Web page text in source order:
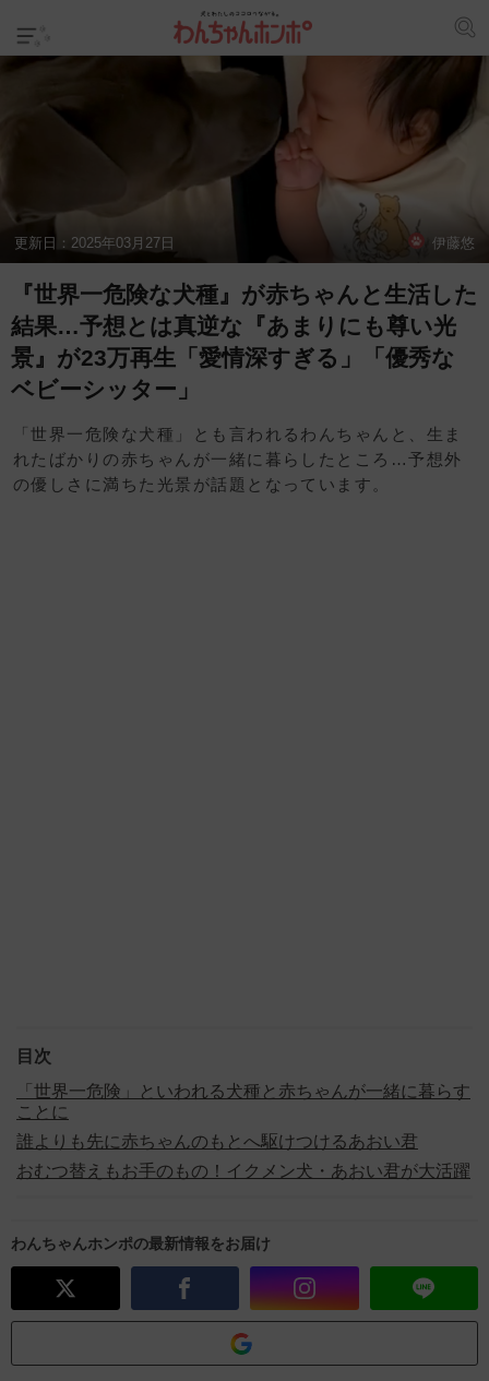
更新日： 2025年03月27日 伊藤悠
『世界一危険な犬種』が赤ちゃんと生活した
結果…予想とは真逆な『あまりにも尊い光
景』が23万再生「愛情深すぎる」「優秀な
ベビーシッター」
「世界一危険な犬種」とも言われるわんちゃんと、生ま
れたばかりの赤ちゃんが一緒に暮らしたところ…予想外
の優しさに満ちた光景が話題となっています。
目次
「世界一危険」といわれる犬種と赤ちゃんが一緒に暮らす
ことに
誰よりも先に赤ちゃんのもとへ駆けつけるあおい君
おむつ替えもお手のもの！イクメン犬・あおい君が大活躍
わんちゃんホンポの最新情報をお届け